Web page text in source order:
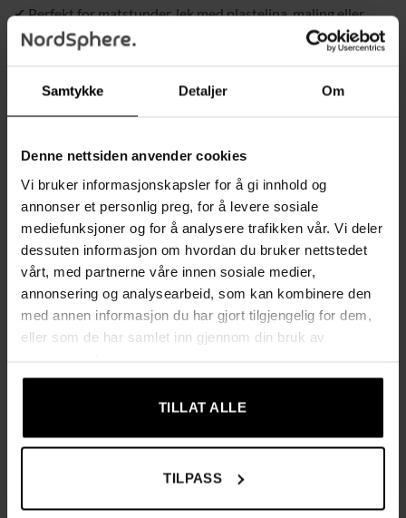
Samtykke Detaljer Om
Denne nettsiden anvender cookies
Vi bruker informasjonskapsler for å gi innhold og
annonser et personlig preg, for å levere sosiale
mediefunksjoner og for å analysere trafikken vår. Vi deler
dessuten informasjon om hvordan du bruker nettstedet
vårt, med partnerne våre innen sosiale medier,
annonsering og analysearbeid, som kan kombinere den
med annen informasjon du har gjort tilgjengelig for dem,
eller som de har samlet inn gjennom din bruk av
TILLAT ALLE
TILPASS
✔ Perfekt for matstunder, lek med plastelina, maling eller
tegning – den vanntette lommen og ermene gjør hverdagen
Langermet design for maksimal beskyttelse
– de lange
ermene er laget av slitesterkt, vanntett Oxford-stoff med
beskytter effektivt barnets armer og hender mot mat og
drikke.
✔Praktisk frontlomme for søl og smuler– den store
lommen fanger opp søl og kan enkelt tømmes og rengjøres
etter bruk.
✔ Kan også brukes som oppbevaringslomme for fargestifter
eller hobbyutstyr under lek.
ryggen gjør det enkelt å tilpasse smekken etter barnets
størrelse.
✔ To knytebånd bak holder smekken på plass uten å